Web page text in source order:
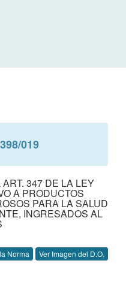
019
347 DE LA LEY
A PRODUCTOS
PARA LA SALUD
INGRESADOS AL
Norma Ver Imagen del D.O.